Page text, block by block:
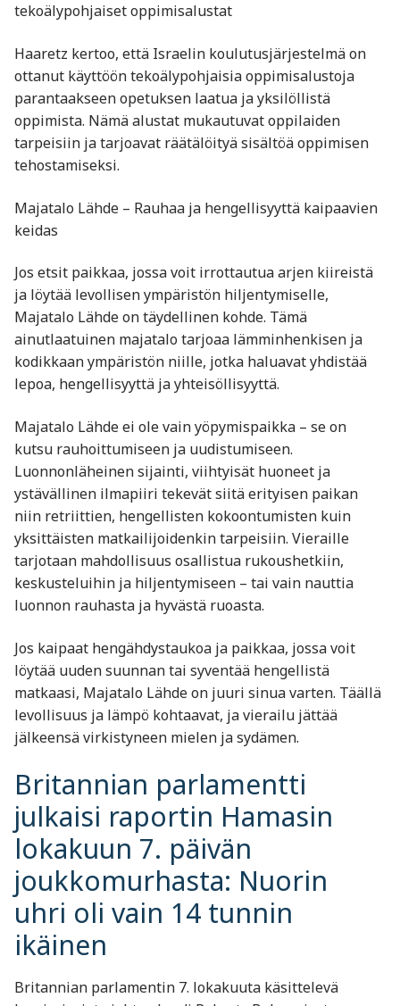
tekoälypohjaiset oppimisalustat
Haaretz kertoo, että Israelin koulutusjärjestelmä on
ottanut käyttöön tekoälypohjaisia oppimisalustoja
parantaakseen opetuksen laatua ja yksilöllistä
oppimista. Nämä alustat mukautuvat oppilaiden
tarpeisiin ja tarjoavat räätälöityä sisältöä oppimisen
tehostamiseksi.​
Majatalo Lähde – Rauhaa ja hengellisyyttä kaipaavien
keidas
Jos etsit paikkaa, jossa voit irrottautua arjen kiireistä
ja löytää levollisen ympäristön hiljentymiselle,
Majatalo Lähde on täydellinen kohde. Tämä
ainutlaatuinen majatalo tarjoaa lämminhenkisen ja
kodikkaan ympäristön niille, jotka haluavat yhdistää
lepoa, hengellisyyttä ja yhteisöllisyyttä.
Majatalo Lähde ei ole vain yöpymispaikka – se on
kutsu rauhoittumiseen ja uudistumiseen.
Luonnonläheinen sijainti, viihtyisät huoneet ja
ystävällinen ilmapiiri tekevät siitä erityisen paikan
niin retriittien, hengellisten kokoontumisten kuin
yksittäisten matkailijoidenkin tarpeisiin. Vieraille
tarjotaan mahdollisuus osallistua rukoushetkiin,
keskusteluihin ja hiljentymiseen – tai vain nauttia
luonnon rauhasta ja hyvästä ruoasta.
Jos kaipaat hengähdystaukoa ja paikkaa, jossa voit
löytää uuden suunnan tai syventää hengellistä
matkaasi, Majatalo Lähde on juuri sinua varten. Täällä
levollisuus ja lämpö kohtaavat, ja vierailu jättää
jälkeensä virkistyneen mielen ja sydämen.
Britannian parlamentti
julkaisi raportin Hamasin
lokakuun 7. päivän
joukkomurhasta: Nuorin
uhri oli vain 14 tunnin
ikäinen
Britannian parlamentin 7. lokakuuta käsittelevä